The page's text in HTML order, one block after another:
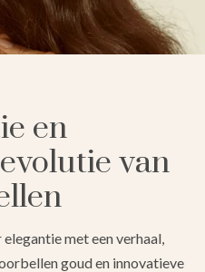
en
van
met een verhaal,
goud en innovatieve